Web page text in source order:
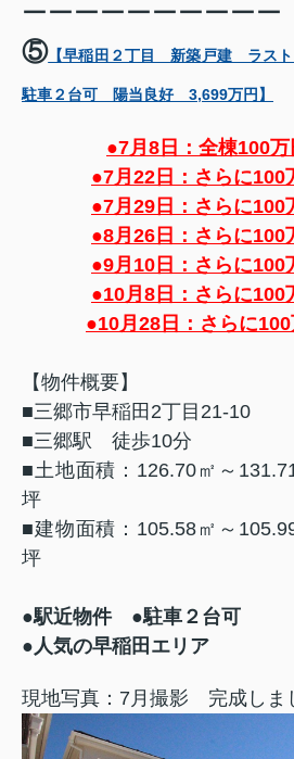
ーーーーーーーーーー
⑤【早稲田２丁目 新築戸建 ラス
駐車２台可 陽当良好 3,699万円】
●7月8日：全棟100
●7月22日：さらに100
●7月29日：さらに100
●8月26日：さらに100
●9月10日：さらに100
●10月8日：さらに100
●10月28日：さらに
【物件概要】
■三郷市早稲田2丁目21-10
■三郷駅 徒歩10分
■土地面積：126.70㎡～
坪
■建物面積：105.58㎡～
坪
●駅近物件 ●駐車２台可
●人気の早稲田エリア
現地写真：7月撮影 完成しま